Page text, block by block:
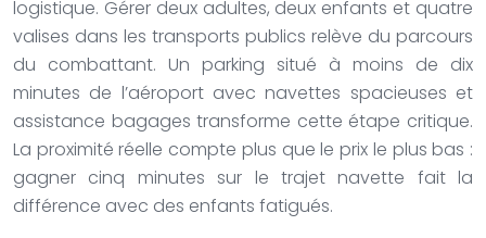
logistique. Gérer deux adultes, deux enfants et quatre
valises dans les transports publics relève du parcours
du combattant. Un parking situé à moins de dix
minutes de l’aéroport avec navettes spacieuses et
assistance bagages transforme cette étape critique.
La proximité réelle compte plus que le prix le plus bas :
gagner cinq minutes sur le trajet navette fait la
différence avec des enfants fatigués.